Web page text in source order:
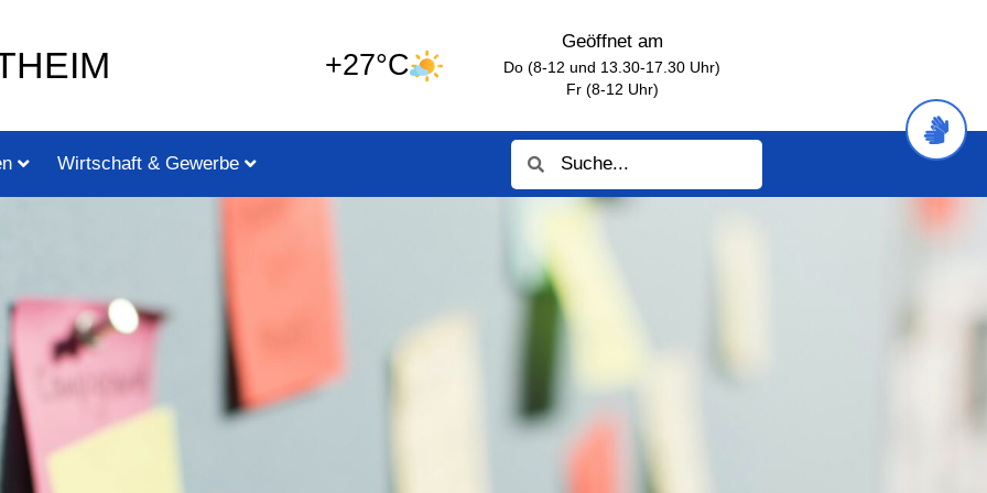
+27°C
Geöffnet am
Do (8-12 und 13.30-17.30 Uhr)
Fr (8-12 Uhr)
Wirtschaft & Gewerbe